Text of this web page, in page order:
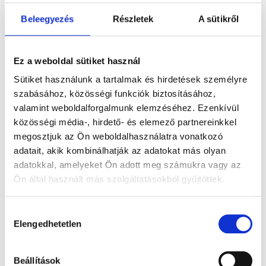
Beleegyezés Részletek A sütikről
Ez a weboldal sütiket használ
Sütiket használunk a tartalmak és hirdetések személyre
szabásához, közösségi funkciók biztosításához,
valamint weboldalforgalmunk elemzéséhez. Ezenkívül
közösségi média-, hirdető- és elemező partnereinkkel
megosztjuk az Ön weboldalhasználatra vonatkozó
adatait, akik kombinálhatják az adatokat más olyan
adatokkal, amelyeket Ön adott meg számukra vagy az
Ön által használt más szolgáltatásokból gyűjtöttek.
kiválasztása
Elengedhetetlen
Beállítások
EMILI
526.300Ft-
tól
Gyémánt
eljegyzési
gyűrű 0,25ct
kővel
EMILI
266.300Ft-
tól
Moissanite
eljegyzési
gyűrű 0,22ct
kővel
379.300
Gyémánt
eljegyzési
gyűrű 0,17ct
kővel
GIZELLA
IZABELLA